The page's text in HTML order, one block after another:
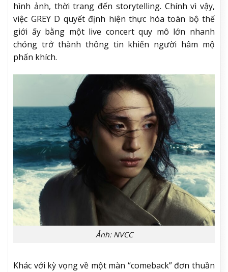
hình ảnh, thời trang đến storytelling. Chính vì vậy,
việc GREY D quyết định hiện thực hóa toàn bộ thế
giới ấy bằng một live concert quy mô lớn nhanh
chóng trở thành thông tin khiến người hâm mộ
phấn khích.
Ảnh: NVCC
Khác với kỳ vọng về một màn “comeback” đơn thuần